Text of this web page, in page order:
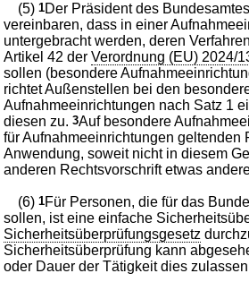
(5)1Der Präsident des
vereinbaren, dass in einer
untergebracht werden, deren
Artikel 42 derVerordnung (EU) 2024/
sollen (besondere
richtet Außenstellen bei den
Aufnahmeeinrichtungen nach Satz 1
diesen zu.3Auf besondere
für Aufnahmeeinrichtungen geltenden
Anwendung, soweit nicht in diesem
anderen Rechtsvorschrift etwas
(6)1Für Personen, die für das
sollen, ist eine einfache
Sicherheitsüberprüfungsgesetz
Sicherheitsüberprüfung kann
oder Dauer der Tätigkeit dies